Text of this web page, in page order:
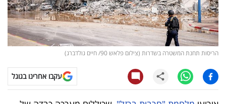
קריפטו
ויראלי
עסקי
הריסות תחנת המשטרה בשדרות (צילום פלאש 90/ חיים גולדברג)
עקבו אחרינו בגוגל